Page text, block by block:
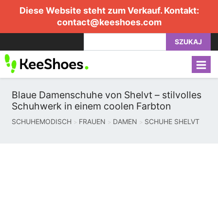
Diese Website steht zum Verkauf. Kontakt:
contact@keeshoes.com
SZUKAJ
Blaue Damenschuhe von Shelvt – stilvolles
Schuhwerk in einem coolen Farbton
SCHUHEMODISCH FRAUEN DAMEN SCHUHE SHELVT